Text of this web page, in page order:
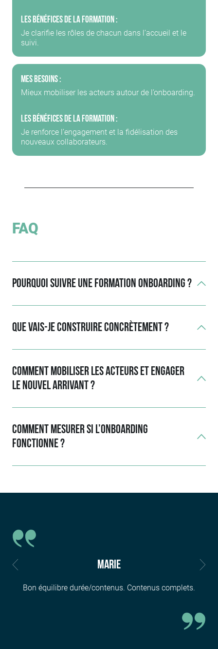
Les bénéfices de la formation :
Je clarifie les rôles de chacun dans l’accueil et le
suivi.
Mes besoins :
Mieux mobiliser les acteurs autour de l’onboarding.
Les bénéfices de la formation :
Je renforce l’engagement et la fidélisation des
nouveaux collaborateurs.
FAQ
Pourquoi suivre une formation onboarding ?
Que vais-je construire concrètement ?
Comment mobiliser les acteurs et engager
le nouvel arrivant ?
Comment mesurer si l’onboarding
fonctionne ?
Marie
Bon équilibre durée/contenus. Contenus complets.